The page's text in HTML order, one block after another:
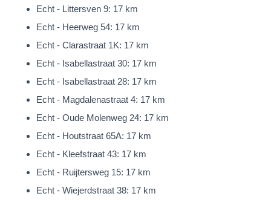
markiezen De verwarmingsketel betreft een
HR Combiketel en de gehele parterre en de badkamer op de
1e verdieping zijn uitgerust met vloerverwarming.
Het pand is tevens voorzien van 30 zonnepanelen en
airconditioning op de parterre en 1e verdieping
(Airco Inverters). Het betreft een energiezuinige woning en het
energielabel van deze woning is “A”!
Locatie
Leveroy is een landelijk dorp gelegen tussen Nederweert en
Heythuysen. In het dorp beschikt over diverse voorzieningen
zoals een basisschool, diverse winkels zoals een bakker,
Echt - Littersven 9: 17 km
Echt - Heerweg 54: 17 km
Echt - Clarastraat 1K: 17 km
Echt - Isabellastraat 30: 17 km
Echt - Isabellastraat 28: 17 km
Echt - Magdalenastraat 4: 17 km
Echt - Oude Molenweg 24: 17 km
Echt - Houtstraat 65A: 17 km
Echt - Kleefstraat 43: 17 km
Echt - Ruijtersweg 15: 17 km
Echt - Wiejerdstraat 38: 17 km